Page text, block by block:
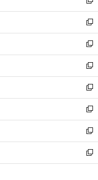
開
く
ウ
で
開
く
ン
ド
ウ
で
開
く
い
ウ
ィ
ン
ド
ウ
で
開
く
新
し
い
ウ
ィ
ン
ド
ウ
で
開
く
新
し
い
ウ
ィ
ン
ド
ウ
で
開
く
新
し
い
ウ
ィ
ン
ド
ウ
で
開
く
新
し
い
ウ
ィ
ン
ド
ウ
で
開
新
し
い
ウ
ィ
ン
ド
ウ
新
し
い
ウ
ィ
ン
新
し
い
ウ
新
し